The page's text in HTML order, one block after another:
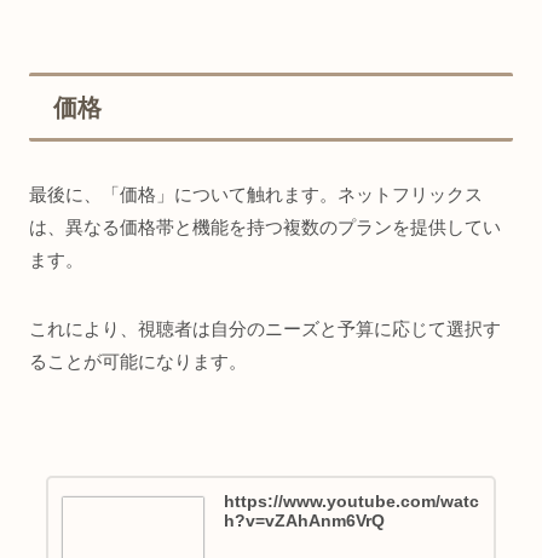
価格
最後に、「価格」について触れます。ネットフリックス
は、異なる価格帯と機能を持つ複数のプランを提供してい
ます。
これにより、視聴者は自分のニーズと予算に応じて選択す
ることが可能になります。
https://www.youtube.com/watc
h?v=vZAhAnm6VrQ